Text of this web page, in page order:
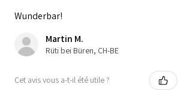
Wunderbar!
Martin M.
Rüti bei Büren, CH-BE
Cet avis vous a-t-il été utile ?